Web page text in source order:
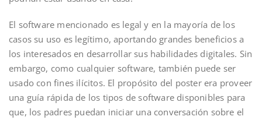
El software mencionado es legal y en la mayoría de los
casos su uso es legítimo, aportando grandes beneficios a
los interesados en desarrollar sus habilidades digitales. Sin
embargo, como cualquier software, también puede ser
usado con fines ilícitos. El propósito del poster era proveer
una guía rápida de los tipos de software disponibles para
que, los padres puedan iniciar una conversación sobre el